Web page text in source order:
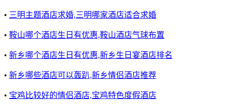
• 三明主题酒店求婚,三明哪家酒店适合求婚
• 鞍山哪个酒店生日有优惠,鞍山酒店气球布置
• 新乡哪个酒店生日有优惠,新乡生日宴酒店排名
• 新乡哪些酒店可以轰趴,新乡情侣酒店推荐
• 宝鸡比较好的情侣酒店,宝鸡特色度假酒店